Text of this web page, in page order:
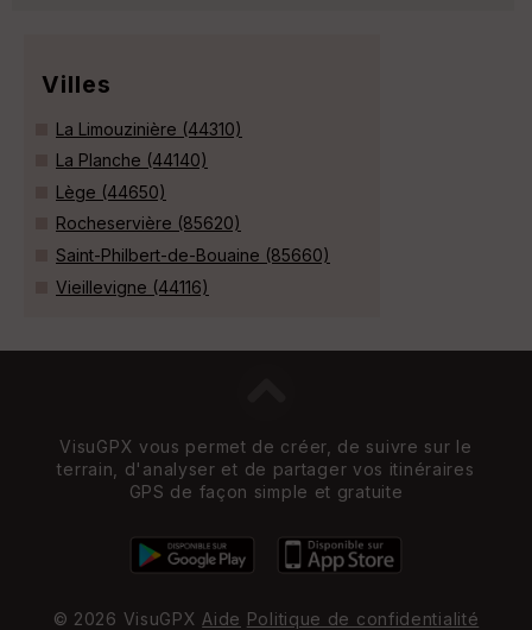
Villes
La Limouzinière (44310)
La Planche (44140)
Lège (44650)
Rocheservière (85620)
Saint-Philbert-de-Bouaine (85660)
Vieillevigne (44116)
VisuGPX vous permet de créer, de suivre sur le
terrain, d'analyser et de partager vos itinéraires
GPS de façon simple et gratuite
© 2026 VisuGPX Aide Politique de confidentialité